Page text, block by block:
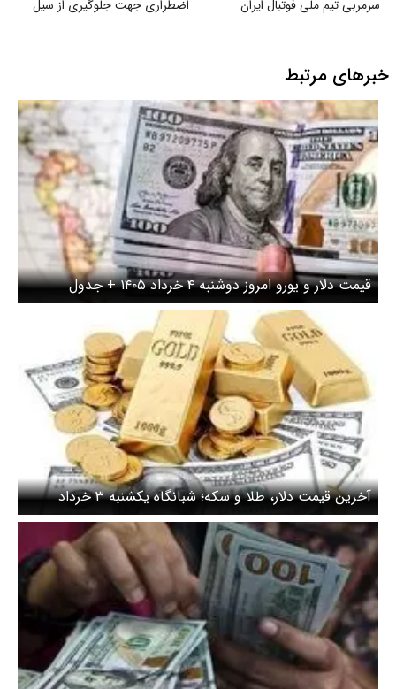
سرمربی تیم ملی فوتبال ایران اضطراری جهت جلوگیری از سیل
خبرهای مرتبط
قیمت دلار و یورو امروز دوشنبه ۴ خرداد ۱۴۰۵ + جدول
آخرین قیمت دلار، طلا و سکه؛ شبانگاه یکشنبه ۳ خرداد
۱۴۰۵/ قیمت دلار ریزشی شد